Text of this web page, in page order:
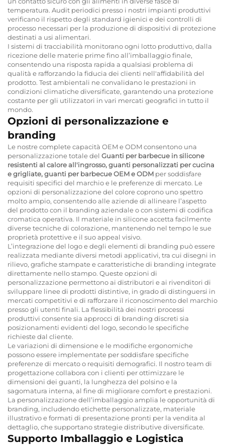
temperatura. Audit periodici presso i nostri impianti produttivi
verificano il rispetto degli standard igienici e dei controlli di
processo necessari per la produzione di dispositivi di protezione
destinati a usi alimentari.
I sistemi di tracciabilità monitorano ogni lotto produttivo, dalla
ricezione delle materie prime fino all’imballaggio finale,
consentendo una risposta rapida a qualsiasi problema di
qualità e rafforzando la fiducia dei clienti nell'affidabilità del
prodotto. Test ambientali ne convalidano le prestazioni in
condizioni climatiche diversificate, garantendo una protezione
costante per gli utilizzatori in vari mercati geografici in tutto il
mondo.
Opzioni di personalizzazione e
branding
Le nostre complete capacità OEM e ODM consentono una
personalizzazione totale del Guanti per barbecue in silicone
resistenti al calore all'ingrosso, guanti personalizzati per cucina
e grigliate, guanti per barbecue OEM e ODM per soddisfare
requisiti specifici del marchio e le preferenze di mercato. Le
opzioni di personalizzazione del colore coprono uno spettro
molto ampio, consentendo alle aziende di allineare l’aspetto
del prodotto con il branding aziendale o con sistemi di codifica
cromatica operativa. Il materiale in silicone accetta facilmente
diverse tecniche di colorazione, mantenendo nel tempo le sue
proprietà protettive e il suo appeal visivo.
L’integrazione del logo e degli elementi di branding può essere
realizzata mediante diversi metodi applicativi, tra cui disegni in
rilievo, grafiche stampate e caratteristiche di branding integrate
direttamente nello stampo. Queste opzioni di
personalizzazione permettono ai distributori e ai rivenditori di
sviluppare linee di prodotti distintive, in grado di distinguersi in
mercati competitivi e di rafforzare il riconoscimento del marchio
presso gli utenti finali. La flessibilità dei nostri processi
produttivi consente sia approcci di branding discreti sia
posizionamenti evidenti del logo, secondo le specifiche
richieste dal cliente.
Le variazioni di dimensione e le modifiche ergonomiche
possono essere implementate per soddisfare specifiche
preferenze di mercato o requisiti demografici. Il nostro team di
progettazione collabora con i clienti per ottimizzare le
dimensioni dei guanti, la lunghezza del polsino e la
sagomatura interna, al fine di migliorare comfort e prestazioni.
La personalizzazione dell’imballaggio amplia le opportunità di
branding, includendo etichette personalizzate, materiale
illustrativo e formati di presentazione pronti per la vendita al
dettaglio, che supportano strategie distributive diversificate.
Supporto Imballaggio e Logistica